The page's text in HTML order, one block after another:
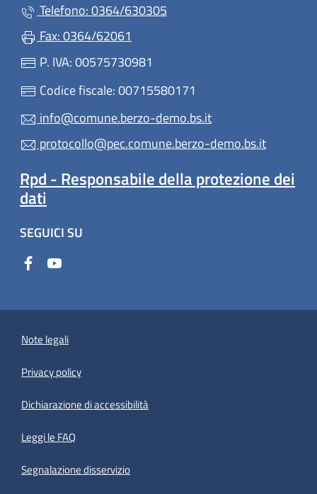
Telefono: 0364/630305
Fax: 0364/62061
P. IVA: 00575730981
Codice fiscale: 00715580171
info@comune.berzo-demo.bs.it
protocollo@pec.comune.berzo-demo.bs.it
Rpd - Responsabile della protezione dei
dati
SEGUICI SU
Note legali
Privacy policy
Dichiarazione di accessibilità
Leggi le FAQ
Segnalazione disservizio